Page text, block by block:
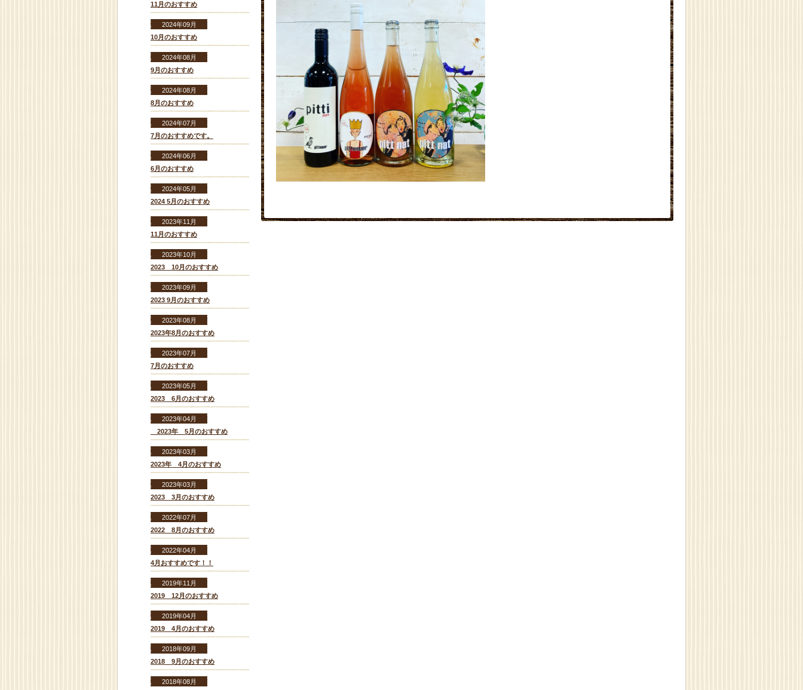
11月のおすすめ
2024年09月
10月のおすすめ
2024年08月
9月のおすすめ
2024年08月
8月のおすすめ
2024年07月
7月のおすすめです。
2024年06月
6月のおすすめ
2024年05月
2024 5月のおすすめ
2023年11月
11月のおすすめ
2023年10月
2023 10月のおすすめ
2023年09月
2023 9月のおすすめ
2023年08月
2023年8月のおすすめ
2023年07月
7月のおすすめ
2023年05月
2023 6月のおすすめ
2023年04月
2023年 5月のおすすめ
2023年03月
2023年 4月のおすすめ
2023年03月
2023 3月のおすすめ
2022年07月
2022 8月のおすすめ
2022年04月
4月おすすめです！！
2019年11月
2019 12月のおすすめ
2019年04月
2019 4月のおすすめ
2018年09月
2018 9月のおすすめ
2018年08月